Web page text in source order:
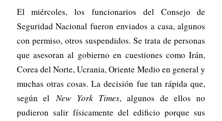
El miércoles, los funcionarios del Consejo de
Seguridad Nacional fueron enviados a casa, algunos
con permiso, otros suspendidos. Se trata de personas
que asesoran al gobierno en cuestiones como Irán,
Corea del Norte, Ucrania, Oriente Medio en general y
muchas otras cosas. La decisión fue tan rápida que,
según el New York Times, algunos de ellos no
pudieron salir físicamente del edificio porque sus